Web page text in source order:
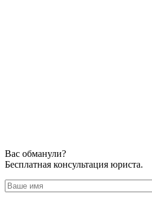
Вас обманули?
Бесплатная консультация юриста.